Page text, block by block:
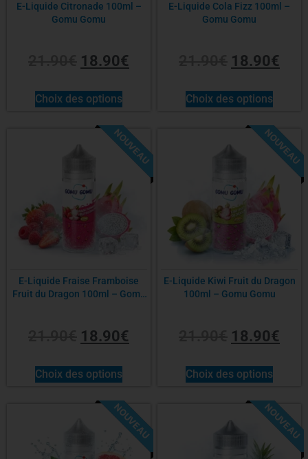
E-Liquide Citronade 100ml –
Gomu Gomu
18.90€
Choix des options
E-Liquide Cola Fizz 100ml –
Gomu Gomu
18.90€
Choix des options
-14%
NOUVEAU
E-Liquide Fraise Framboise
Fruit du Dragon 100ml – Gomu
18.90€
Choix des options
-14%
NOUVEAU
E-Liquide Kiwi Fruit du Dragon
100ml – Gomu Gomu
18.90€
Choix des options
-14%
NOUVEAU -14%
NOUVEAU